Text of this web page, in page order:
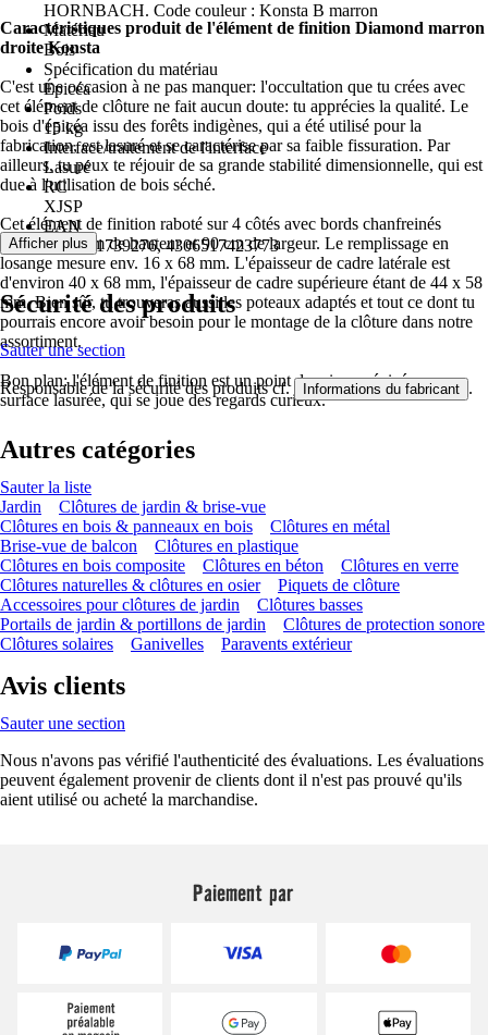
HORNBACH. Code couleur : Konsta B marron
Matériau
Bois
Spécification du matériau
Épicéa
Poids
15 kg
Interface/traitement de l'interface
Lasuré
RC
XJSP
EAN
4003021739276, 4306517423773
Caractéristiques produit de l'élément de finition Diamond marron
droite Konsta
C'est une occasion à ne pas manquer: l'occultation que tu crées avec
cet élément de clôture ne fait aucun doute: tu apprécies la qualité. Le
bois d'épicéa issu des forêts indigènes, qui a été utilisé pour la
fabrication, est lasuré et se caractérise par sa faible fissuration. Par
ailleurs, tu peux te réjouir de sa grande stabilité dimensionnelle, qui est
due à l'utilisation de bois séché.
Cet élément de finition raboté sur 4 côtés avec bords chanfreinés
mesure 180 cm de hauteur et 90 cm de largeur. Le remplissage en
losange mesure env. 16 x 68 mm. L'épaisseur de cadre latérale est
d'environ 40 x 68 mm, l'épaisseur de cadre supérieure étant de 44 x 58
mm. Bien sûr, tu trouveras aussi les poteaux adaptés et tout ce dont tu
pourrais encore avoir besoin pour le montage de la clôture dans notre
assortiment.
Bon plan: l'élément de finition est un point de mire en épicéa avec
surface lasurée, qui se joue des regards curieux.
Afficher plus
Sécurité des produits
Sauter une section
Responsable de la sécurité des produits cf. Informations du fabricant .
Autres catégories
Sauter la liste
Jardin
Clôtures de jardin & brise-vue
Clôtures en bois & panneaux en bois
Clôtures en métal
Brise-vue de balcon
Clôtures en plastique
Clôtures en bois composite
Clôtures en béton
Clôtures en verre
Clôtures naturelles & clôtures en osier
Piquets de clôture
Accessoires pour clôtures de jardin
Clôtures basses
Portails de jardin & portillons de jardin
Clôtures de protection sonore
Clôtures solaires
Ganivelles Paravents extérieur
Avis clients
Sauter une section
Nous n'avons pas vérifié l'authenticité des évaluations. Les évaluations
peuvent également provenir de clients dont il n'est pas prouvé qu'ils
aient utilisé ou acheté la marchandise.
Paiement par